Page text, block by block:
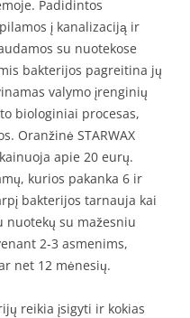
Padidintos
į kanalizaciją ir
su nuotekose
bakterijos pagreitina jų
valymo įrenginių
biologiniai procesas,
Oranžinė STARWAX
apie 20 eurų.
kurios pakanka 6 ir
bakterijos tarnauja kai
nuotekų su mažesniu
2-3 asmenims,
net 12 mėnesių.
reikia įsigyti ir kokias